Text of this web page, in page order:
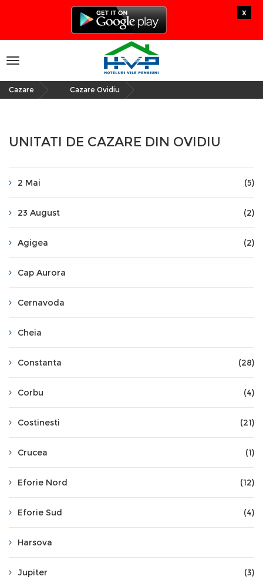
x
Toggle
navigation
Cazare Cazare Ovidiu
UNITATI DE CAZARE DIN OVIDIU
2 Mai (5)
23 August (2)
Agigea (2)
Cap Aurora
Cernavoda
Cheia
Constanta (28)
Corbu (4)
Costinesti (21)
Crucea (1)
Eforie Nord (12)
Eforie Sud (4)
Harsova
Jupiter (3)